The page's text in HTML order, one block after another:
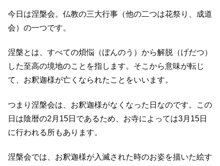
今日は涅槃会。仏教の三大行事（他の二つは花祭り、成道
会）の一つです。
涅槃とは、すべての煩悩（ぼんのう）から解脱（げだつ）
した至高の境地のことを指します。そこから意味が転じ
て、お釈迦様が亡くなられたことをいいます。
つまり涅槃会は、お釈迦様がなくなった日なのです。この
日は陰暦の2月15日であるため、お寺によっては3月15日
に行われる所もあります。
涅槃会では、お釈迦様が入滅された時のお姿を描いた絵す